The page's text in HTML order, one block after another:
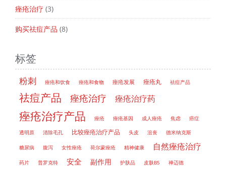
痤疮治疗 (3)
购买祛痘产品 (8)
标签
粉刺 痤疮和饮食 痤疮和食物 痤疮发展 痤疮丸 祛痘产品
祛痘产品 痤疮治疗 痤疮治疗药
痤疮治疗产品 痤疮 痤疮基因 成人痤疮 焦虑
癌症
透明原
清除毛孔 比较痤疮治疗产品 头皮 沮丧 德米纳克斯
糖尿病 腹泻 女性痤疮 荷尔蒙痤疮 精神健康 自然痤疮治疗
药片 普罗克特 安全 副作用 护肤品 皮肤B5 禅迈德